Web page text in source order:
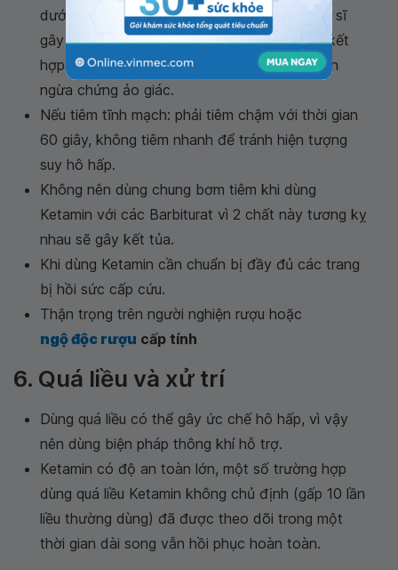
dưới sự hướng dẫn và theo dõi của các bác sĩ
gây mê để đảm bảo an toàn. Bác sĩ có thể kết
hợp Ketamin với một loại thuốc khác để ngăn
ngừa chứng ảo giác.
Nếu tiêm tĩnh mạch: phải tiêm chậm với thời gian
60 giây, không tiêm nhanh để tránh hiện tượng
suy hô hấp.
Không nên dùng chung bơm tiêm khi dùng
Ketamin với các Barbiturat vì 2 chất này tương kỵ
nhau sẽ gây kết tủa.
Khi dùng Ketamin cần chuẩn bị đầy đủ các trang
bị hồi sức cấp cứu.
Thận trọng trên người nghiện rượu hoặc
ngộ độc rượu cấp tính
6. Quá liều và xử trí
Dùng quá liều có thể gây ức chế hô hấp, vì vậy
nên dùng biện pháp thông khí hỗ trợ.
Ketamin có độ an toàn lớn, một số trường hợp
dùng quá liều Ketamin không chủ định (gấp 10 lần
liều thường dùng) đã được theo dõi trong một
thời gian dài song vẫn hồi phục hoàn toàn.